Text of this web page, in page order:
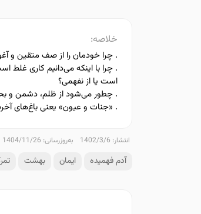
خلاصه:
. چرا خودمان را از صف متقین و
. چرا با اینکه می‌دانیم کاری
است یا از نفهمی؟
. چطور می‌شود از ظلم، دشمن و
. «جنات و عیون» یعنی باغ‌های
انتشار: 1402/3/6 به‌روزرسانی: 1404/11/26
آدم فهمیده ایمان بهشت